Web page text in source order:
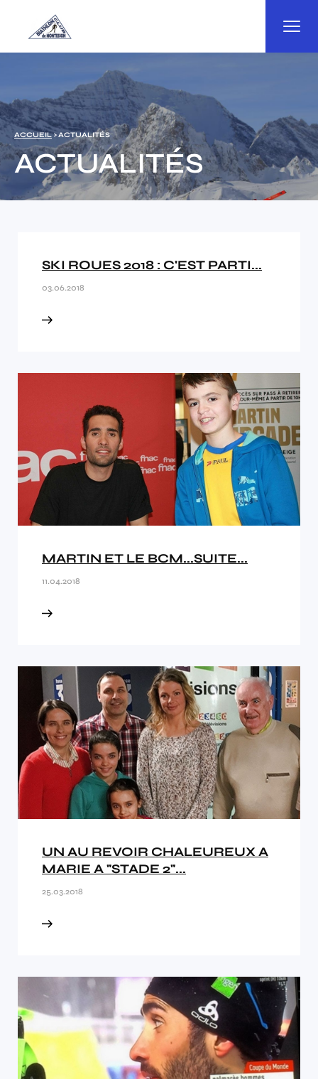
ACCUEIL> ACTUALITÉS
ACTUALITÉS
SKI ROUES 2018 : C'EST PARTI...
03.06.2018
MARTIN ET LE BCM...SUITE...
11.04.2018
UN AU REVOIR CHALEUREUX A
MARIE A "STADE 2"...
25.03.2018